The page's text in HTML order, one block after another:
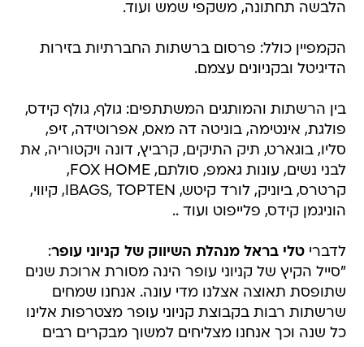
הלבשה תחתונה, משקפי שמש ועוד.
הקמפיין כולל: פרסום ברשתות החברתיות בזירות
הדיגיטל ובקניונים עצמם.
בין הרשתות והמותגים המשתתפים: גולף, גולף קידס,
פולגת, אינטימה, בוניטה דה מאס, אפרוטידה, זיפ,
סליו, בוגארט, תיק התיקים, קרביץ, דונה ויקטוריה, את
לבני נשים, עונות גאמפ, סולתם, FOX HOME,
קרטרס, ביוניק, לורד קיטש, IBAGS, TOPTEN, קיווי,
הוניגמן קידס, פלייפוט ועוד ..
לדבריטלי בראל מנהלת השיווק של קניוני עופר:
"סייל הקיץ של קניוני עופר הינה מסורת ארוכת שנים
שתופסת תאוצה אצלנו מדי עונה. אנחנו שמחים
שרשתות רבות בקבוצת קניוני עופר מצטרפות אלינו
כל שנה וכך אנחנו מצליחים למשוך מבקרים רבים